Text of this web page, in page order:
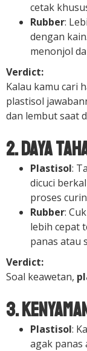
cetak
Rubber:
dengan
menonjol
Verdict:
Kalau kamu cari
plastisol
dan lembut saat
2. Daya
Plastisol:
dicuci
proses
Rubber:
lebih cepat
panas atau
Verdict:
Soal keawetan,
3.
Plastisol:
agak panas